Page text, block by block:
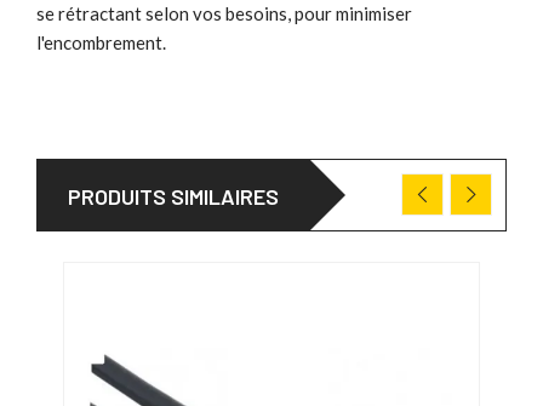
se rétractant selon vos besoins, pour minimiser
l'encombrement.
PRODUITS SIMILAIRES